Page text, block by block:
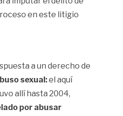
en este litigio
a un derecho de
sexual:el aquí
allí hasta 2004,
por abusar